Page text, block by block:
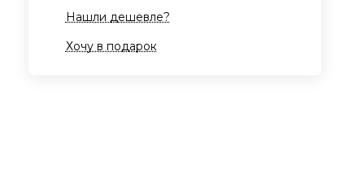
Нашли дешевле?
Хочу в подарок